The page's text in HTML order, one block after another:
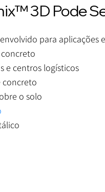
3D Pode
para
e centros logísticos
concreto
o solo